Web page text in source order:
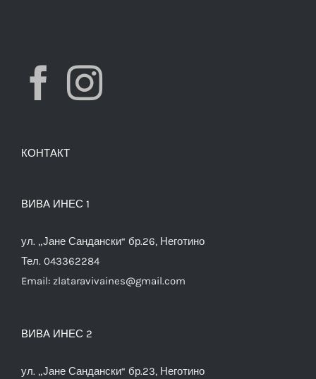
КОНТАКТ
ВИВА ИНЕС 1
ул. „Јане Сандански“ бр.26, Неготино
Тел. 043362284
Email: zlataravivaines@gmail.com
ВИВА ИНЕС 2
ул. „Јане Сандански“ бр.23, Неготино